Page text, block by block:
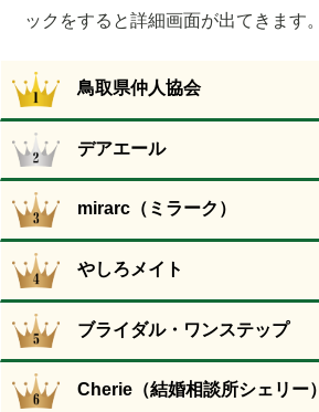
ックをすると詳細画面が出てきます。
鳥取県仲人協会
デアエール
mirarc（ミラーク）
やしろメイト
ブライダル・ワンステップ
Cherie（結婚相談所シェリー）